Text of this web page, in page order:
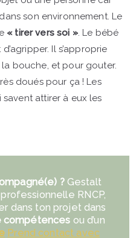
son environnement. Le
« tirer vers soi ». Le bébé
Il s’approprie
bouche, et pour gouter.
doués pour ça ! Les
attirer à eux les
?Gestalt
RNCP,
dans ton projet dans
compétences ou d’un
Prend contact avec